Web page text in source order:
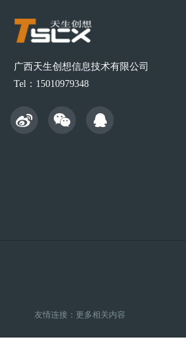
广西天生创想信息技术有限公司
Tel：15010979348
友情连接： 更多相关内容